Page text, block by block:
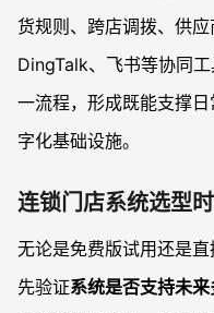
货规则、跨店调拨、供
DingTalk、飞书等协同
一流程，形成既能支撑
字化基础设施。
连锁门店系统选型
无论是免费版试用还是
先验证系统是否支持未